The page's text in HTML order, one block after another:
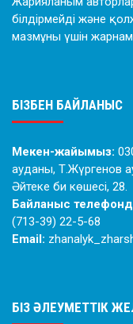
білдірмейді және
мазмұны үшін
БІЗБЕН БАЙЛАНЫС
Мекен-жайымыз:
ауданы, Т.Жүргенов
Әйтеке би көшесі, 28.
Байланыс
(713-39) 22-5-68
Email:
БІЗ ӘЛЕУМЕТТІК